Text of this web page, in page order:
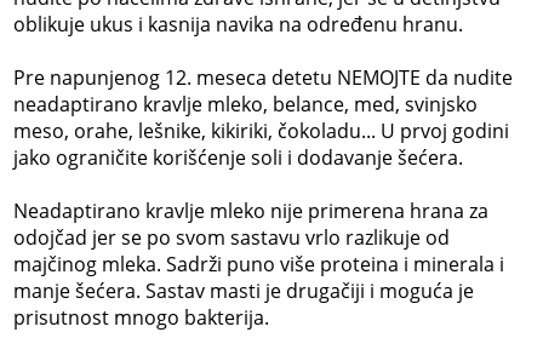
oblikuje ukus i kasnija navika na određenu hranu.
Pre napunjenog 12. meseca detetu NEMOJTE da nudite
neadaptirano kravlje mleko, belance, med, svinjsko
meso, orahe, lešnike, kikiriki, čokoladu... U prvoj godini
jako ograničite korišćenje soli i dodavanje šećera.
Neadaptirano kravlje mleko nije primerena hrana za
odojčad jer se po svom sastavu vrlo razlikuje od
majčinog mleka. Sadrži puno više proteina i minerala i
manje šećera. Sastav masti je drugačiji i moguća je
prisutnost mnogo bakterija.